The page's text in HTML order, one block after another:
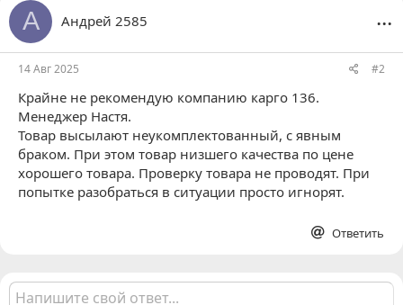
А Андрей 2585 ...
14 Авг 2025 #2
Крайне не рекомендую компанию карго 136.
Менеджер Настя.
Товар высылают неукомплектованный, с явным
браком. При этом товар низшего качества по цене
хорошего товара. Проверку товара не проводят. При
попытке разобраться в ситуации просто игнорят.
Ответить